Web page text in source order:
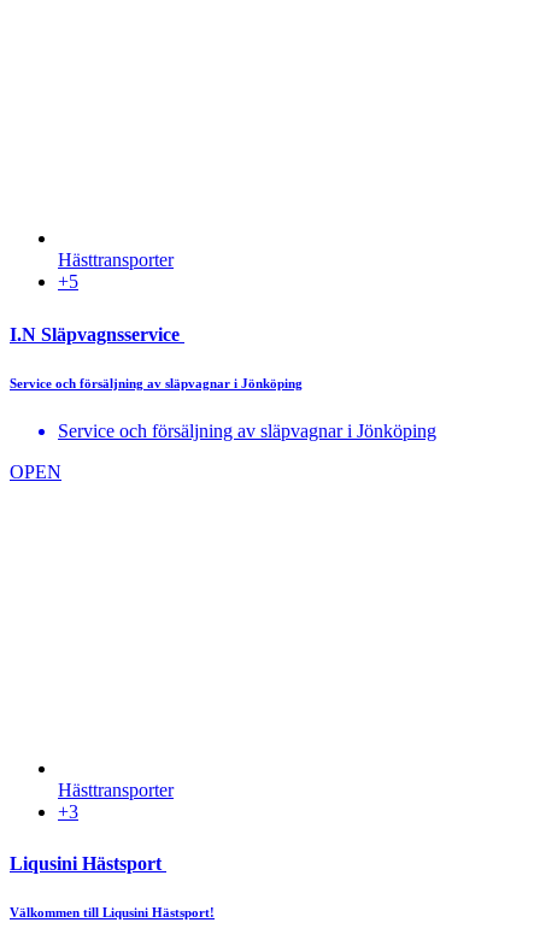
Hästtransporter
+5
I.N Släpvagnsservice
Service och försäljning av släpvagnar i Jönköping
Service och försäljning av släpvagnar i Jönköping
OPEN
Hästtransporter
+3
Liqusini Hästsport
Välkommen till Liqusini Hästsport!